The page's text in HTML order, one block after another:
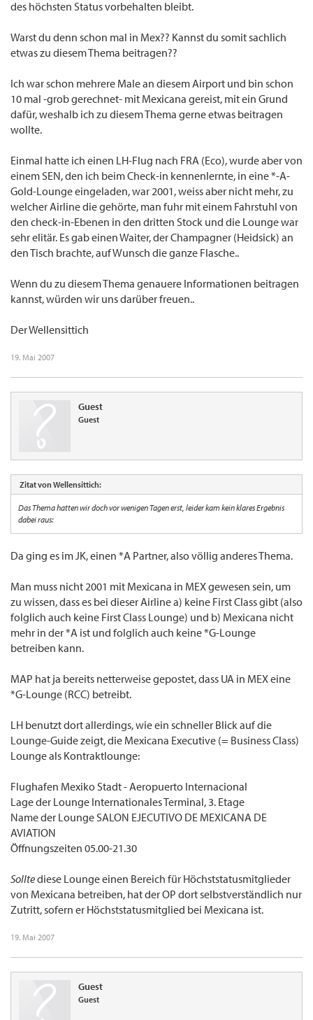
des höchsten Status vorbehalten bleibt.
Warst du denn schon mal in Mex?? Kannst du somit sachlich
etwas zu diesem Thema beitragen??
Ich war schon mehrere Male an diesem Airport und bin schon
10 mal -grob gerechnet- mit Mexicana gereist, mit ein Grund
dafür, weshalb ich zu diesem Thema gerne etwas beitragen
wollte.
Einmal hatte ich einen LH-Flug nach FRA (Eco), wurde aber von
einem SEN, den ich beim Check-in kennenlernte, in eine *-A-
Gold-Lounge eingeladen, war 2001, weiss aber nicht mehr, zu
welcher Airline die gehörte, man fuhr mit einem Fahrstuhl von
den check-in-Ebenen in den dritten Stock und die Lounge war
sehr elitär. Es gab einen Waiter, der Champagner (Heidsick) an
den Tisch brachte, auf Wunsch die ganze Flasche..
Wenn du zu diesem Thema genauere Informationen beitragen
kannst, würden wir uns darüber freuen..
Der Wellensittich
19. Mai 2007
Guest
Guest
Zitat von Wellensittich:
Das Thema hatten wir doch vor wenigen Tagen erst, leider kam kein klares Ergebnis
dabei raus:
Da ging es im JK, einen *A Partner, also völlig anderes Thema.
Man muss nicht 2001 mit Mexicana in MEX gewesen sein, um
zu wissen, dass es bei dieser Airline a) keine First Class gibt (also
folglich auch keine First Class Lounge) und b) Mexicana nicht
mehr in der *A ist und folglich auch keine *G-Lounge
betreiben kann.
MAP hat ja bereits netterweise gepostet, dass UA in MEX eine
*G-Lounge (RCC) betreibt.
LH benutzt dort allerdings, wie ein schneller Blick auf die
Lounge-Guide zeigt, die Mexicana Executive (= Business Class)
Lounge als Kontraktlounge:
Flughafen Mexiko Stadt - Aeropuerto Internacional
Lage der Lounge Internationales Terminal, 3. Etage
Name der Lounge SALON EJECUTIVO DE MEXICANA DE
AVIATION
Öffnungszeiten 05.00-21.30
Solltediese Lounge einen Bereich für Höchststatusmitglieder
von Mexicana betreiben, hat der OP dort selbstverständlich nur
Zutritt, sofern er Höchststatusmitglied bei Mexicana ist.
19. Mai 2007
Guest
Guest